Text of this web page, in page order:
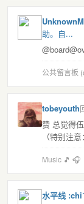
助。自...
公共留言板
tobeyouth
赞 总觉得
（特别注
Music 🎵 🎧
水平线